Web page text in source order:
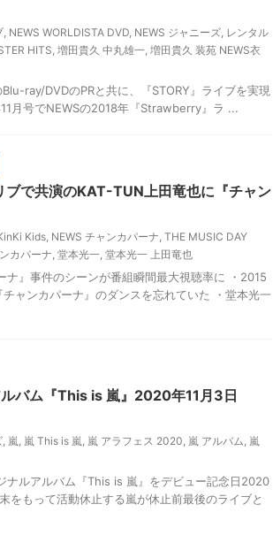
, NEWS WORLDISTA DVD, NEWS ジャニーズ, レンタル
HITS, 増田貴久 中丸雄一, 増田貴久 装苑 NEWS衣
Blu-ray/DVDのPRと共に、『STORY』ライブを実現
月号でNEWSの2018年『Strawberry』ラ ...
ブで共演のKAT-TUN上田竜也に『チャン
Kids, NEWS チャンカパーナ, THE MUSIC DAY
カパーナ, 堂本光一, 堂本光一 上田竜也
ナ』事件のシーンが番組瞬間最大視聴率に ・2015
ャンカパーナ』のダンスを忘れていた ・堂本光一
バム『This is 嵐』2020年11月3日
, 嵐, 嵐 This is 嵐, 嵐 アラフェス 2020, 嵐 アルバム, 嵐
ナルアルバム『This is 嵐』をデビュー記念日2020
をもって活動休止する嵐が休止前最後のライブと